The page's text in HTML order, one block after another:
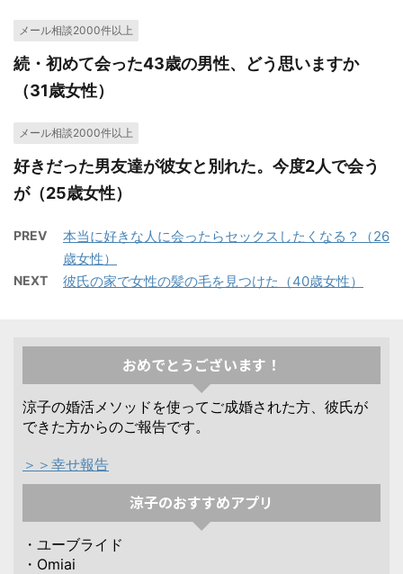
メール相談2000件以上
続・初めて会った43歳の男性、どう思いますか
（31歳女性）
メール相談2000件以上
好きだった男友達が彼女と別れた。今度2人で会う
が（25歳女性）
PREV
本当に好きな人に会ったらセックスしたくなる？（26
歳女性）
NEXT 彼氏の家で女性の髪の毛を見つけた（40歳女性）
おめでとうございます！
涼子の婚活メソッドを使ってご成婚された方、彼氏が
できた方からのご報告です。
＞＞幸せ報告
涼子のおすすめアプリ
・ユーブライド
・Omiai